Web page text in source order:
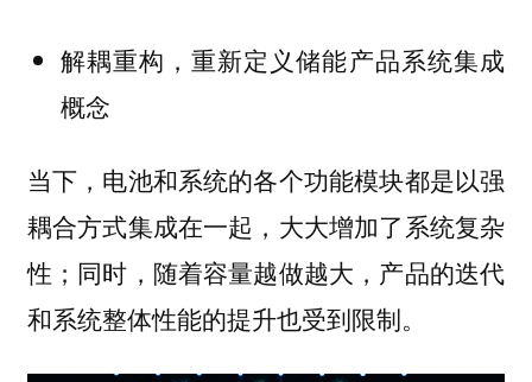
解耦重构，重新定义储能产品系统集成
概念
当下，电池和系统的各个功能模块都是以强
耦合方式集成在一起，大大增加了系统复杂
性；同时，随着容量越做越大，产品的迭代
和系统整体性能的提升也受到限制。